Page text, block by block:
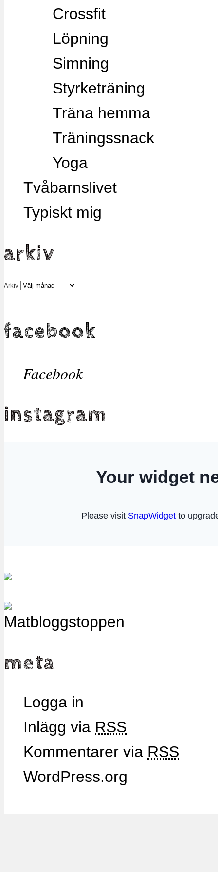
Crossfit
Löpning
Simning
Styrketräning
Träna hemma
Träningssnack
Yoga
Tvåbarnslivet
Typiskt mig
arkiv
Arkiv
facebook
Facebook
instagram
meta
Logga in
Inlägg via RSS
Kommentarer via RSS
WordPress.org